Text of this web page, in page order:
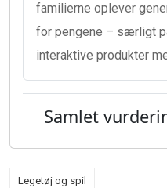
familierne oplever
for pengene – særligt
interaktive produkter
Samlet
Legetøj og spil